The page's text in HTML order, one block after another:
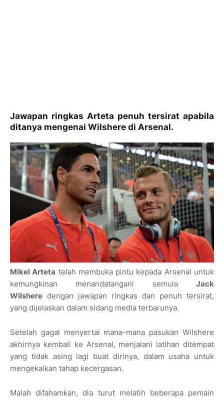
Jawapan ringkas Arteta penuh tersirat apabila
ditanya mengenai Wilshere di Arsenal.
Mikel Arteta telah membuka pintu kepada Arsenal untuk
kemungkinan menandatangani semula Jack
Wilshere dengan jawapan ringkas dan penuh tersirat,
yang dijelaskan dalam sidang media terbarunya.
Setelah gagal menyertai mana-mana pasukan Wilshere
akhirnya kembali ke Arsenal, menjalani latihan ditempat
yang tidak asing lagi buat dirinya, dalam usaha untuk
mengekalkan tahap kecergasan.
Malah difahamkan, dia turut melatih beberapa pemain